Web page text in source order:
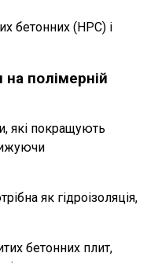
бетонних (HPC) і
на полімерній
які покращують
як гідроізоляція,
бетонних плит,